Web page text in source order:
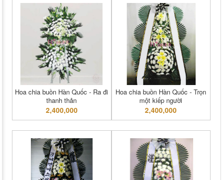
Hoa chia buồn Hàn Quốc - Ra đi
thanh thản
2,400,000
Hoa chia buồn Hàn Quốc - Trọn
một kiếp người
2,400,000